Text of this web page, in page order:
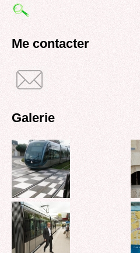
de
Me contacter
Galerie